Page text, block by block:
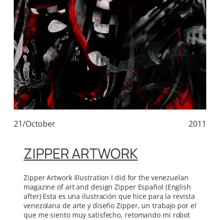
21/October 2011
ZIPPER ARTWORK
Zipper Artwork illustration I did for the venezuelan
magazine of art and design Zipper Español (English
after) Esta es una ilustración que hice para la revista
venezolana de arte y diseño Zipper, un trabajo por el
que me siento muy satisfecho, retomando mi robot